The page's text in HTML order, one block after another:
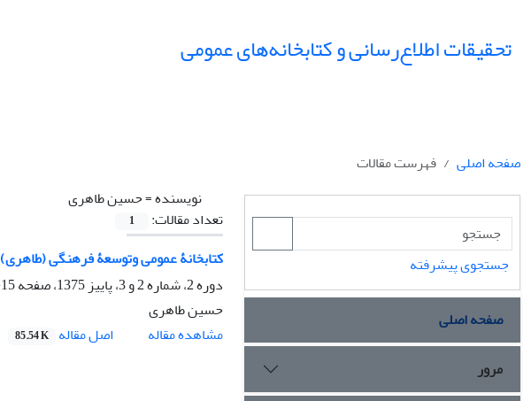
تحقیقات اطلاع‌رسانی و کتابخانه‌های عمومی
صفحه اصلی
فهرست مقالات
نویسنده =حسین طاهری
تعداد مقالات:
1
کتابخانۀ عمومی وتوسعۀ فرهنگی (طاهری)
دوره 2، شماره 2 و 3، پاییز 1375، صفحه
15-16
حسین طاهری
مشاهده مقاله
اصل مقاله 85.54 K
جستجوی پیشرفته
صفحه اصلی
مرور